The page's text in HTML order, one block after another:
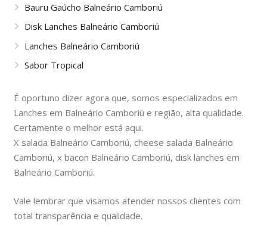
Bauru Gaúcho Balneário Camboriú
Disk Lanches Balneário Camboriú
Lanches Balneário Camboriú
Sabor Tropical
É oportuno dizer agora que, somos especializados em
Lanches em Balneário Camboriú e região, alta qualidade.
Certamente o melhor está aqui.
X salada Balneário Camboriú, cheese salada Balneário
Camboriú, x bacon Balneário Camboriú, disk lanches em
Balneário Camboriú.
Vale lembrar que visamos atender nossos clientes com
total transparência e qualidade.